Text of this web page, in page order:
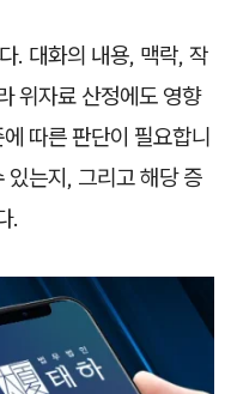
. 대화의 내용, 맥락, 작
위자료 산정에도 영향
따른 판단이 필요합니
있는지, 그리고 해당 증
.